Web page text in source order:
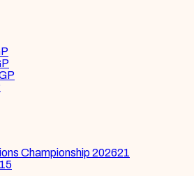
Championship 202621
15